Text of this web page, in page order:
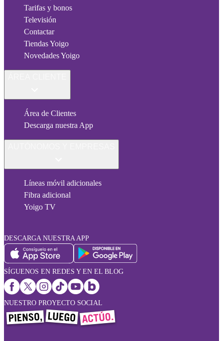
Tarifas y bonos
Televisión
Contactar
Tiendas Yoigo
Novedades Yoigo
Área de Clientes
Descarga nuestra App
Líneas móvil adicionales
Fibra adicional
Yoigo TV
DESCARGA NUESTRA APP
SÍGUENOS EN REDES Y EN EL BLOG
NUESTRO PROYECTO SOCIAL